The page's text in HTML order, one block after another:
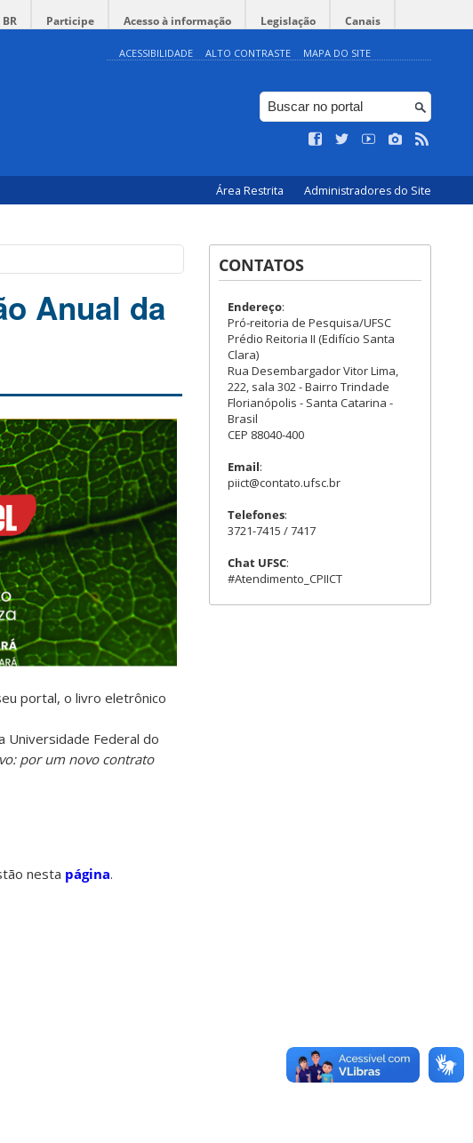
Participe Acesso à informação Legislação Canais
ACESSIBILIDADE ALTO CONTRASTE MAPA DO SITE
Área Restrita Administradores do Site
Anual da
portal, o livro eletrônico
Universidade Federal do
por um novo contrato
nesta página.
CONTATOS
Endereço:
Pró-reitoria de Pesquisa/UFSC
Prédio Reitoria II (Edifício Santa
Clara)
Rua Desembargador Vitor Lima,
222, sala 302 - Bairro Trindade
Florianópolis - Santa Catarina -
Brasil
CEP 88040-400
Email:
piict@contato.ufsc.br
Telefones:
3721-7415 / 7417
Chat UFSC:
#Atendimento_CPIICT